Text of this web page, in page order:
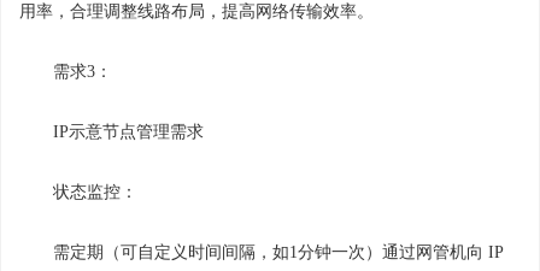
用率，合理调整线路布局，提高网络传输效率。
需求3：
IP示意节点管理需求
状态监控：
需定期（可自定义时间间隔，如1分钟一次）通过网管机向 IP